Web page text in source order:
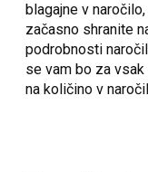
blagajne v
začasno shranite
podrobnosti
se vam bo za
na količino v